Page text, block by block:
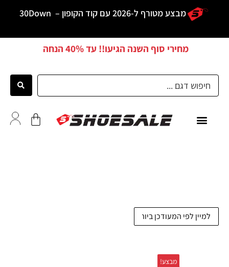
מבצע מטורף ל-2026 עם קוד הקופון – 30Down
מחירי סוף השנה הגיעו!! עד40% הנחה
מבצע!